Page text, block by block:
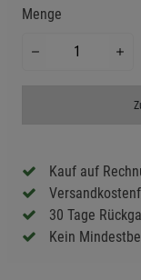
Menge
Kauf auf
30 Tage
Kein